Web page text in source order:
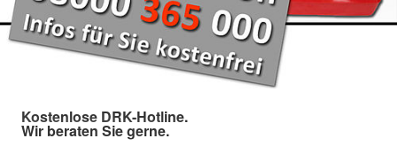
Kostenlose DRK-Hotline.
Wir beraten Sie gerne.